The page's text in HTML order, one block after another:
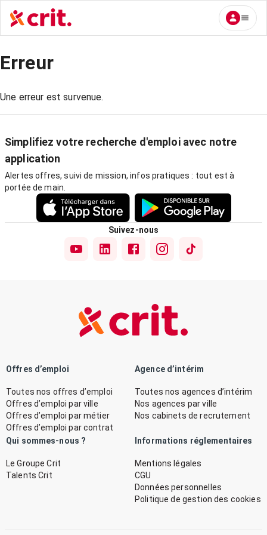
Erreur
Une erreur est survenue.
Simplifiez votre recherche d'emploi avec notre
application
Alertes offres, suivi de mission, infos pratiques : tout est à
portée de main.
Suivez-nous
Offres d’emploi
Toutes nos offres d’emploi
Offres d’emploi par ville
Offres d’emploi par métier
Offres d’emploi par contrat
Agence d’intérim
Toutes nos agences d’intérim
Nos agences par ville
Nos cabinets de recrutement
Qui sommes-nous ?
Le Groupe Crit
Talents Crit
Informations réglementaires
Mentions légales
CGU
Données personnelles
Politique de gestion des cookies